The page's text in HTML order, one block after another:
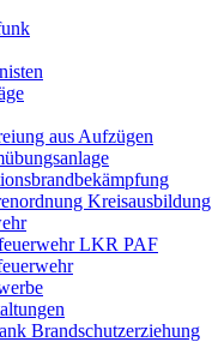
aus Aufzügen
Kreisausbildung
LKR PAF
Brandschutzerziehung